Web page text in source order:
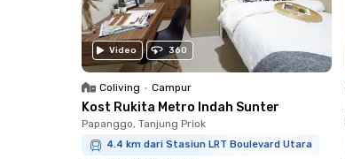
Video 360
Coliving • Campur
Kost Rukita Metro Indah Sunter
Papanggo, Tanjung Priok
4.4 km dari Stasiun LRT Boulevard Utara